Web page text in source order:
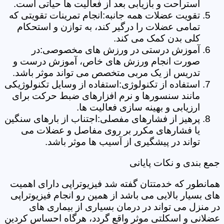
استراحت و بازیابی بعد از فعالیت ها حیاتی است.
تقویت عضلات همه جانبه:انجام تمرینات تقویتی که
تمامی عضلات را درگیر کند، به توازن و استحکام
کلی بدن کمک می کند.
آموزش درستی در ورزش های مخصوصی:در
صورت انجام ورزش های خاص، آموزش درست و
تدریس از یک مربی متخصص می تواند موثر باشد.
استفاده از تکنولوژی:استفاده از وسایل تکنولوژیکی
مانند سنسورها و نرم افزارهای ضبط حرکت برای
ارزیابی و بهینه سازی فعالیت ها.
پرهیز از فشارهای مفصلی:اجتناب از بارهای سنگین
یا فشارهای مکرر بر روی مفاصل و عضلات می
تواند در پیشگیری از آسیب ها موثر باشد.
جمع بندی و نکات پایانی
همانطور که خدمتتان گفته شد فیزیوتراپی دارای اهمیت
های بسیار بالایی می باشد از همین رو انجام فیزیوتراپی
در منزل می تواند در درمان بسیاری از بیماری های
عضلانی و اسکلتی موثر واقع گردد، هرگاه احساس کردین